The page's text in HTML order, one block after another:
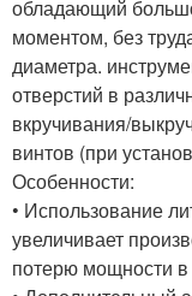
обладающий
моментом, без
диаметра.
отверстий в
вкручивания/
винтов (при
Особенности:
• Использование
увеличивает
потерю мощности